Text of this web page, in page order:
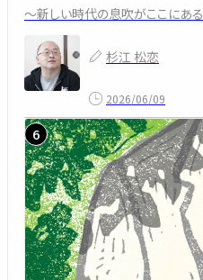
～新しい時代の息吹がここにある
杉江 松恋
2026/06/09